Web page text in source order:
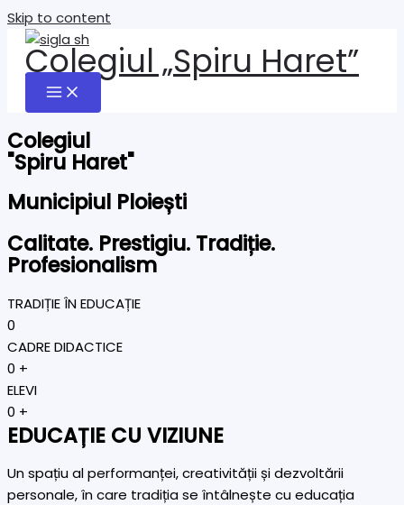
Skip to content
Colegiul „Spiru Haret”
Colegiul
"Spiru Haret"
Municipiul Ploiești
Calitate. Prestigiu. Tradiție.
Profesionalism
TRADIȚIE ÎN EDUCAȚIE
0
CADRE DIDACTICE
0 +
ELEVI
0 +
EDUCAȚIE CU VIZIUNE
Un spațiu al performanței, creativității și dezvoltării
personale, în care tradiția se întâlnește cu educația